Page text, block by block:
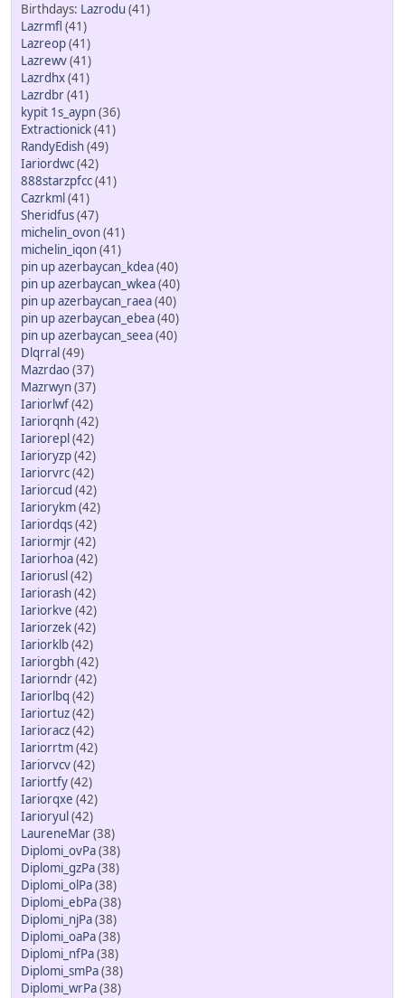
Lazrodu (41)
Lazrmfl (41)
Lazreop(41)
Lazrewv(41)
Lazrdhx(41)
Lazrdbr(41)
kypit 1s_aypn(36)
Extractionick(41)
RandyEdish(49)
Iariordwc(42)
888starzpfcc(41)
Cazrkml (41)
Sheridfus(47)
michelin_ovon(41)
michelin_iqon(41)
pin up azerbaycan_kdea(40)
pin up azerbaycan_wkea(40)
pin up azerbaycan_raea(40)
pin up azerbaycan_ebea(40)
pin up azerbaycan_seea(40)
Dlqrral (49)
Mazrdao(37)
Mazrwyn(37)
Iariorlwf(42)
Iariorqnh(42)
Iariorepl (42)
Iarioryzp(42)
Iariorvrc(42)
Iariorcud (42)
Iariorykm(42)
Iariordqs(42)
Iariormjr(42)
Iariorhoa(42)
Iariorusl (42)
Iariorash(42)
Iariorkve (42)
Iariorzek(42)
Iariorklb(42)
Iariorgbh(42)
Iariorndr(42)
Iariorlbq (42)
Iariortuz(42)
Iarioracz(42)
Iariorrtm(42)
Iariorvcv(42)
Iariortfy(42)
Iariorqxe (42)
Iarioryul (42)
LaureneMar(38)
Diplomi_ovPa(38)
Diplomi_gzPa(38)
Diplomi_olPa(38)
Diplomi_ebPa(38)
Diplomi_njPa(38)
Diplomi_oaPa(38)
Diplomi_nfPa(38)
Diplomi_smPa(38)
Diplomi_wrPa(38)